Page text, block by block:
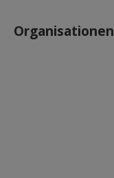
Organisationen